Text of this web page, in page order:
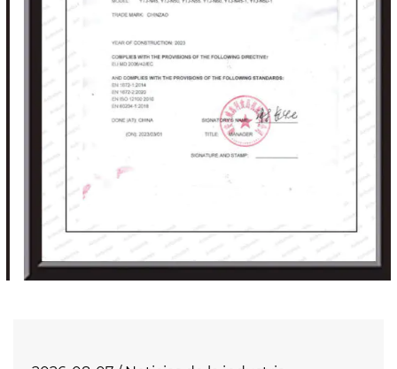
Esperamos con entusiasmo unirnos a usted
para crear brillantez juntos.